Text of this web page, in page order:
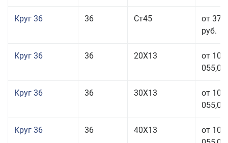
Круг 36 36 Ст45
от 37
руб.
Круг 36 36 20Х13
от 101
055,00
Круг 36 36 30Х13
от 101
055,00
Круг 36 36 40Х13
от 101